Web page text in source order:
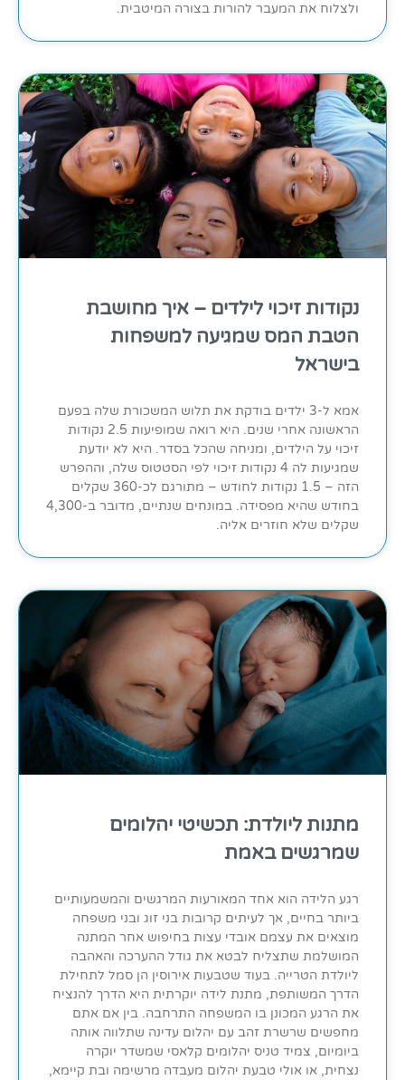
ולצלוח את המעבר להורות בצורה המיטבית.
נקודות זיכוי לילדים – איך מחושבת
הטבת המס שמגיעה למשפחות
בישראל
אמא ל-3 ילדים בודקת את תלוש המשכורת שלה בפעם
הראשונה אחרי שנים. היא רואה שמופיעות 2.5 נקודות
זיכוי על הילדים, ומניחה שהכל בסדר. היא לא יודעת
שמגיעות לה 4 נקודות זיכוי לפי הסטטוס שלה, וההפרש
הזה – 1.5 נקודות לחודש – מתורגם לכ-360 שקלים
בחודש שהיא מפסידה. במונחים שנתיים, מדובר ב-4,300
שקלים שלא חוזרים אליה.
מתנות ליולדת: תכשיטי יהלומים
שמרגשים באמת
רגע הלידה הוא אחד המאורעות המרגשים והמשמעותיים
ביותר בחיים, אך לעיתים קרובות בני זוג ובני משפחה
מוצאים את עצמם אובדי עצות בחיפוש אחר המתנה
המושלמת שתצליח לבטא את גודל ההערכה והאהבה
ליולדת הטרייה. בעוד שטבעות אירוסין הן סמל לתחילת
הדרך המשותפת, מתנת לידה יוקרתית היא הדרך להנציח
את הרגע המכונן בו המשפחה התרחבה. בין אם אתם
מחפשים שרשרת זהב עם יהלום עדינה שתלווה אותה
ביומיום, צמיד טניס יהלומים קלאסי שמשדר יוקרה
נצחית, או אולי טבעת יהלום מעבדה מרשימה ובת קיימא,